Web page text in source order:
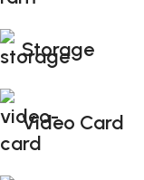
Storage
Video Card